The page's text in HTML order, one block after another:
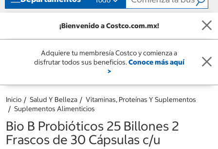
navegación
¡Bienvenido a Costco.com.mx!
Adquiere tu membresía Costco y comienza a
disfrutar todos sus beneficios.Conoce más aquí
>
Inicio Salud Y Belleza
Vitaminas, Proteínas Y Suplementos
Suplementos Alimenticios
Bio B Probióticos 25 Billones 2
Frascos de 30 Cápsulas c/u